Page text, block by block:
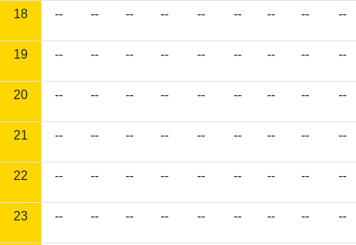
18 -- -- -- -- -- -- -- -- --
19 -- -- -- -- -- -- -- -- --
20 -- -- -- -- -- -- -- -- --
21 -- -- -- -- -- -- -- -- --
22 -- -- -- -- -- -- -- -- --
23 -- -- -- -- -- -- -- -- --